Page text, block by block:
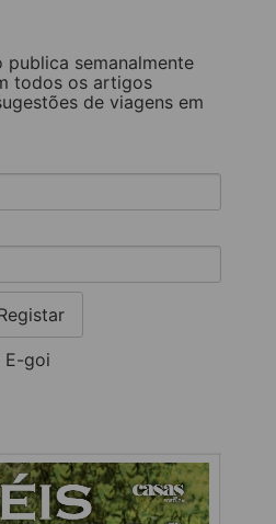
semanalmente
todos os artigos
de viagens em
E-goi